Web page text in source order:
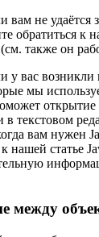
вам не удаётся
обратиться к
также он
у вас
мы
открытие
в текстовом
вам нужен
нашей статье
между